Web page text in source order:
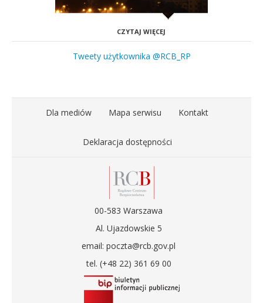
CZYTAJ WIĘCEJ
Tweety użytkownika @RCB_RP
Dla mediów Mapa serwisu Kontakt
Deklaracja dostępności
00-583 Warszawa
Al. Ujazdowskie 5
email: poczta@rcb.gov.pl
tel. (+48 22) 361 69 00